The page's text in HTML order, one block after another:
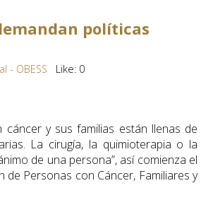
políticas
- OBESS Like: 0
y sus familias están llenas de
La cirugía, la quimioterapia o la
de una persona”, así comienza el
Personas con Cáncer, Familiares y